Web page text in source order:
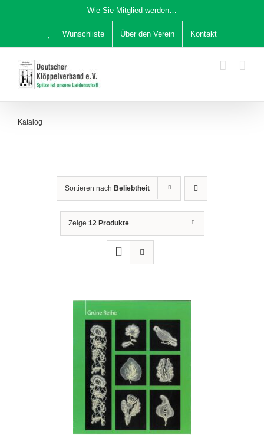
Inhalt
Wie Sie Mitglied werden…
Wunschliste Über den Verein Kontakt
Katalog
Sortieren nach Beliebtheit
Zeige 12 Produkte